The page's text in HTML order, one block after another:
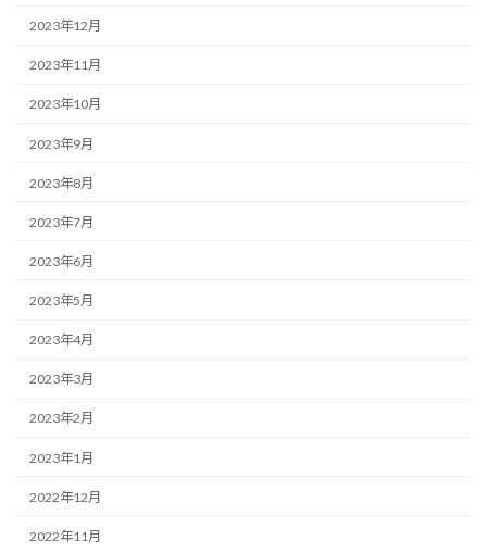
2023年12月
2023年11月
2023年10月
2023年9月
2023年8月
2023年7月
2023年6月
2023年5月
2023年4月
2023年3月
2023年2月
2023年1月
2022年12月
2022年11月